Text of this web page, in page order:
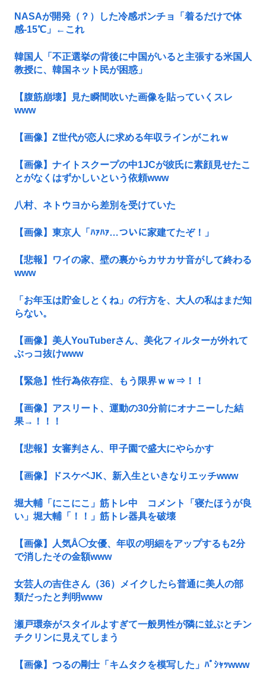
NASAが開発（？）した冷感ポンチョ「着るだけで体
感-15℃」←これ
韓国人「不正選挙の背後に中国がいると主張する米国人
教授に、韓国ネット民が困惑」
【腹筋崩壊】見た瞬間吹いた画像を貼っていくスレ
www
【画像】Z世代が恋人に求める年収ラインがこれｗ
【画像】ナイトスクープの中1JCが彼氏に素顔見せたこ
とがなくはずかしいという依頼www
八村、ネトウヨから差別を受けていた
【画像】東京人「ﾊｧﾊｧ…ついに家建てたぞ！」
【悲報】ワイの家、壁の裏からカサカサ音がして終わる
www
「お年玉は貯金しとくね」の行方を、大人の私はまだ知
らない。
【画像】美人YouTuberさん、美化フィルターが外れて
ぶっコ抜けwww
【緊急】性行為依存症、もう限界ｗｗ⇒！！
【画像】アスリート、運動の30分前にオナニーした結
果→！！！
【悲報】女審判さん、甲子園で盛大にやらかす
【画像】ドスケベJK、新入生といきなりエッチwww
堀大輔「にこにこ」筋トレ中 コメント「寝たほうが良
い」堀大輔「！！」筋トレ器具を破壊
【画像】人気Å◯女優、年収の明細をアップするも2分
で消したその金額www
女芸人の吉住さん（36）メイクしたら普通に美人の部
類だったと判明www
瀬戸環奈がスタイルよすぎて一般男性が隣に並ぶとチン
チクリンに見えてしまう
【画像】つるの剛士「キムタクを模写した」ﾊﾟｼｬｯwww